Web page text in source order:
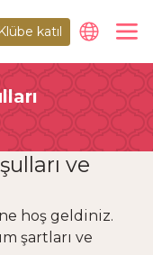
Klübe katıl
ve
hoş geldiniz.
şartları ve